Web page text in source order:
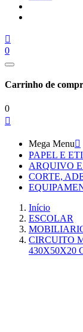

0
Carrinho de
0

Mega Menu
PAPEL E
ARQUIVO
CORTE,
Início
ESCOLAR
CIRCUITO
430X50X20